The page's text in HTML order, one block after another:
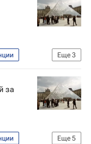
Еще3
за
Еще5